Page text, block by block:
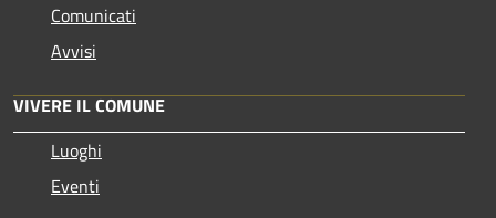
Comunicati
Avvisi
VIVERE IL COMUNE
Luoghi
Eventi